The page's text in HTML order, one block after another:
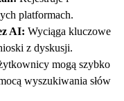
platformach.
AI: Wyciąga kluczowe
z dyskusji.
mogą szybko
wyszukiwania słów